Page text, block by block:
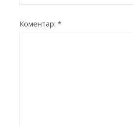
Коментар: *